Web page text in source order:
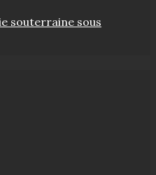
souterraine sous